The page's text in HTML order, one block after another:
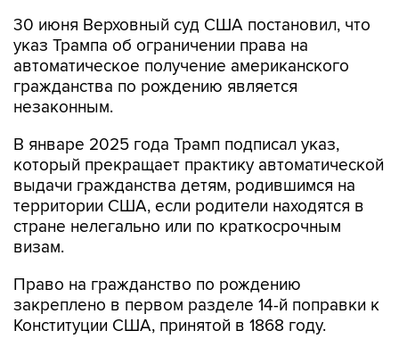
30 июня Верховный суд США постановил, что
указ Трампа об ограничении права на
автоматическое получение американского
гражданства по рождению является
незаконным.
В январе 2025 года Трамп подписал указ,
который прекращает практику автоматической
выдачи гражданства детям, родившимся на
территории США, если родители находятся в
стране нелегально или по краткосрочным
визам.
Право на гражданство по рождению
закреплено в первом разделе 14-й поправки к
Конституции США, принятой в 1868 году.